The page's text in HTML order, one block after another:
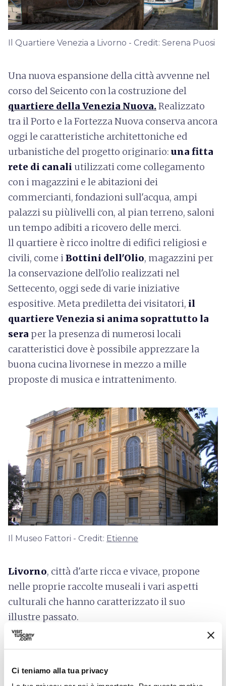
Ci teniamo alla tua privacy
Il Quartiere Venezia a Livorno - Credit: Serena Puosi
Una nuova espansione della città avvenne nel
corso del Seicento con la costruzione del
quartiere della Venezia Nuova.Realizzato
tra il Porto e la Fortezza Nuova conserva ancora
oggi le caratteristiche architettoniche ed
urbanistiche del progetto originario: una fitta
rete di canali utilizzati come collegamento
con i magazzini e le abitazioni dei
commercianti, fondazioni sull'acqua, ampi
palazzi su piùlivelli con, al pian terreno, saloni
un tempo adibiti a ricovero delle merci.
ll quartiere è ricco inoltre di edifici religiosi e
civili, come iBottini dell'Olio, magazzini per
la conservazione dell'olio realizzati nel
Settecento, oggi sede di varie iniziative
espositive. Meta prediletta dei visitatori, il
quartiere Venezia si anima soprattutto la
sera per la presenza di numerosi locali
caratteristici dove è possibile apprezzare la
buona cucina livornese in mezzo a mille
proposte di musica e intrattenimento.
Il Museo Fattori - Credit: Etienne
Livorno, città d'arte ricca e vivace, propone
nelle proprie raccolte museali i vari aspetti
culturali che hanno caratterizzato il suo
illustre passato.
La splendida Villa Mimbelli ospita il
Civico Giovanni Fattoriche raccoglie
correnti dominanti in Toscana nell'Ottocento e